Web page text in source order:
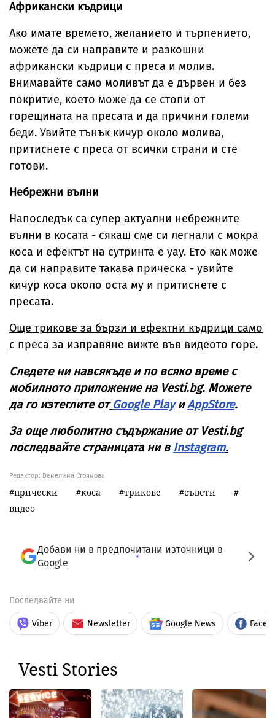
Африкански къдрици
Ако имате времето, желанието и търпението,
можете да си направите и разкошни
африкански къдрици с преса и молив.
Внимавайте само моливът да е дървен и без
покритие, което може да се стопи от
горещината на пресата и да причини големи
беди. Увийте тънък кичур около молива,
притиснете с преса от всички страни и сте
готови.
Небрежни вълни
Напоследък са супер актуални небрежните
вълни в косата - сякаш сме си легнали с мокра
коса и ефектът на сутринта е уау. Ето как може
да си направите такава прическа - увийте
кичур коса около оста му и притиснете с
пресата.
Още трикове за бързи и ефектни къдрици само
с преса за изправяне вижте във видеото горе.
Следете ни навсякъде и по всяко време с
мобилното приложение на Vesti.bg. Можете
да го изтеглите от Google PlayиAppStore.
За още любопитно съдържание от Vesti.bg
последвайте страницата ни в Instagram.
Редактор: Венелина Стоянова
прически коса трикове
съвети
видео
Добави ни в предпочитани източници в
Google
Последвайте ни
Viber Newsletter Google News
Vesti Stories